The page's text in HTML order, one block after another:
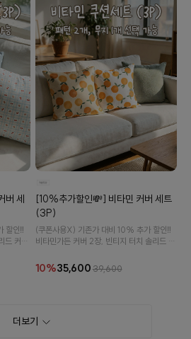
버 세
할인‼️
드 커버
[10%추가할인💸] 비타민 커버 세트
(3P)
(쿠폰사용X) 기존가 대비 10% 추가 할인‼️
비타민가든 커버 2장, 빈티지 터치 솔리드 커
트입니다.
10%35,600 39,600
더보기